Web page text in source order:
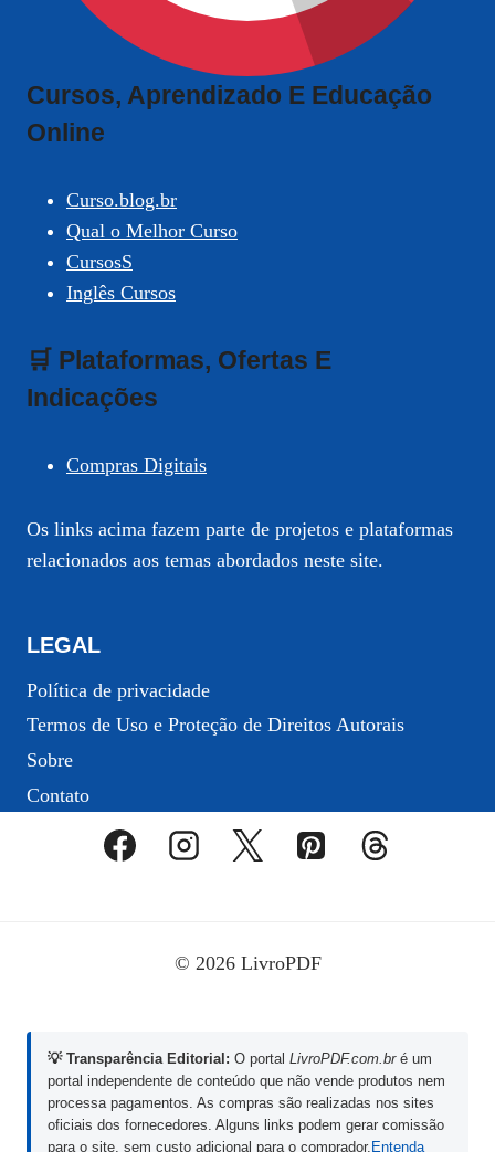
Cursos, Aprendizado E Educação
Online
Curso.blog.br
Qual o Melhor Curso
CursosS
Inglês Cursos
🛒 Plataformas, Ofertas E
Indicações
Compras Digitais
Os links acima fazem parte de projetos e plataformas
relacionados aos temas abordados neste site.
LEGAL
Política de privacidade
Termos de Uso e Proteção de Direitos Autorais
Sobre
Contato
© 2026 LivroPDF
💡 Transparência Editorial: O portal LivroPDF.com.bré um
portal independente de conteúdo que não vende produtos nem
processa pagamentos. As compras são realizadas nos sites
oficiais dos fornecedores. Alguns links podem gerar comissão
para o site, sem custo adicional para o comprador. Entenda